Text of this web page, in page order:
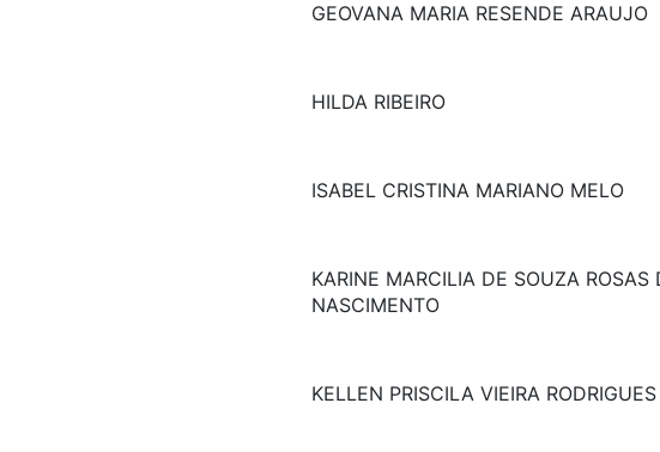
GEOVANA MARIA RESENDE ARAUJO
HILDA RIBEIRO
ISABEL CRISTINA MARIANO MELO
KARINE MARCILIA DE SOUZA ROSAS
NASCIMENTO
KELLEN PRISCILA VIEIRA RODRIGUES